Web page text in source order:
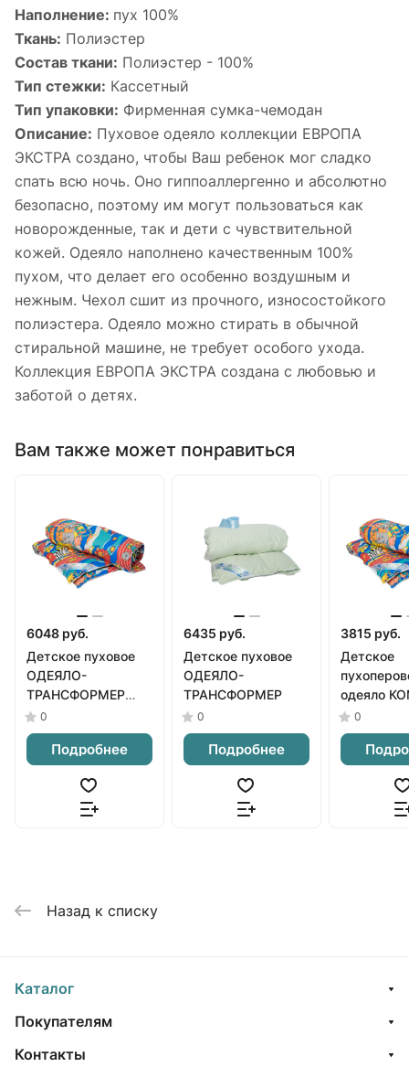
Наполнение: пух 100%
Ткань: Полиэстер
Состав ткани: Полиэстер - 100%
Тип стежки: Кассетный
Тип упаковки: Фирменная сумка-чемодан
Описание: Пуховое одеяло коллекции ЕВРОПА
ЭКСТРА создано, чтобы Ваш ребенок мог сладко
спать всю ночь. Оно гиппоаллергенно и абсолютно
безопасно, поэтому им могут пользоваться как
новорожденные, так и дети с чувствительной
кожей. Одеяло наполнено качественным 100%
пухом, что делает его особенно воздушным и
нежным. Чехол сшит из прочного, износостойкого
полиэстера. Одеяло можно стирать в обычной
стиральной машине, не требует особого ухода.
Коллекция ЕВРОПА ЭКСТРА создана с любовью и
заботой о детях.
Вам также может понравиться
6048 руб.
Детское пуховое
ОДЕЯЛО-
ТРАНСФОРМЕР
ЭКСТРА
0
Подробнее
6435 руб.
Детское пуховое
ОДЕЯЛО-
ТРАНСФОРМЕР
0
Подробнее
3815 руб.
Детское
одеяло
0
Назад к списку
Каталог
Покупателям
Контакты